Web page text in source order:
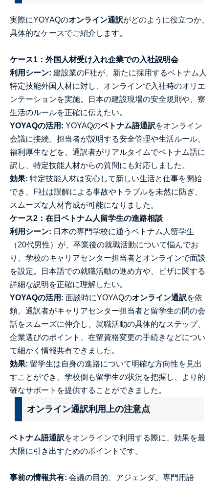
実際にYOYAQのオンライン通訳がどのように役立つか、
具体的なケースでご紹介します。
ケース1：外国人材受け入れ企業での入社説明会
利用シーン: 建設業のF社が、新たに採用するベトナム人
特定技能外国人材に対し、オンラインで入社時のオリエ
ンテーションを実施。日本の建設現場の安全規則や、寮
生活のルールを正確に伝えたい。
YOYAQの活用: YOYAQのベトナム語通訳をオンライン
会議に接続。担当者が説明する安全管理や生活ルール、
福利厚生などを、通訳者がリアルタイムでベトナム語に
訳し、特定技能人材からの質問にも対応しました。
効果: 特定技能人材は安心して新しい生活と仕事を開始
でき、F社は誤解による事故やトラブルを未然に防ぎ、
スムーズな人材育成が可能になりました。
ケース2：在日ベトナム人留学生の進路相談
利用シーン: 日本の専門学校に通うベトナム人留学生
（20代男性）が、卒業後の就職活動について悩んでお
り、学校のキャリアセンター担当者とオンラインで面談
を設定。日本語での就職活動の進め方や、ビザに関する
詳細な説明を正確に理解したい。
YOYAQの活用: 面談時にYOYAQのオンライン通訳を依
頼。通訳者がキャリアセンター担当者と留学生の間の会
話をスムーズに仲介し、就職活動の具体的なステップ、
企業選びのポイント、在留資格変更の手続きなどについ
て細かく情報共有できました。
効果: 留学生は自身の進路について明確な方向性を見出
すことができ、学校側も留学生の状況を把握し、より的
確なサポートを提供することができました。
オンライン通訳利用上の注意点
ベトナム語通訳をオンラインで利用する際に、効果を最
大限に引き出すためのポイントです。
事前の情報共有: 会議の目的、アジェンダ、専門用語